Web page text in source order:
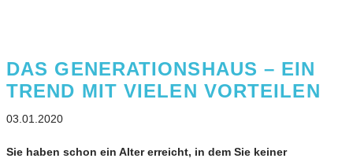
DAS GENERATIONSHAUS – EIN
TREND MIT VIELEN VORTEILEN
03.01.2020
Sie haben schon ein Alter erreicht, in dem Sie keiner